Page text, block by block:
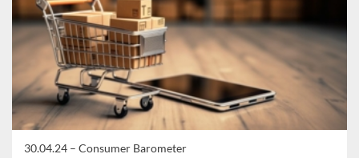
30.04.24 – Consumer Barometer